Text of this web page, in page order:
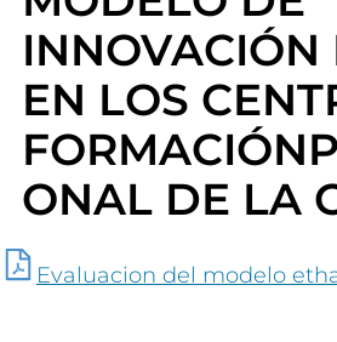
INNOVACIÓN
EN LOS
ONAL DE LA
Evaluacion del modelo